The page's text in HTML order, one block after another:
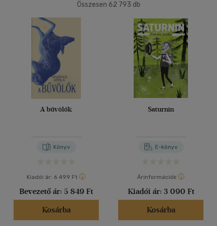
Ár szerint
500 Ft alatt
500 Ft - 2500 Ft
2500 Ft - 4500 Ft
4500 Ft felett
Korosztály szerint
mind(8)
6 -10 év (6)
10 - 14 év(22)
14 - 18 év
mind(116)
Összesen 62 793 db
A bűvölők
Könyv
Kiadói ár: 6 499 Ft
Bevezető ár: 5 849 Ft
Kosárba
Saturnin
E-könyv
Árinformációk
Kiadói ár: 3 090 Ft
Kosárba